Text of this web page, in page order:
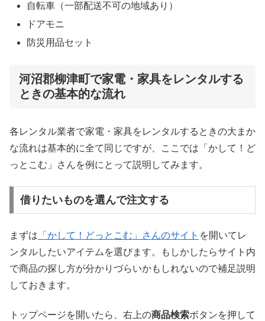
自転車（一部配送不可の地域あり）
ドアモニ
防災用品セット
河沼郡柳津町で家電・家具をレンタルする
ときの基本的な流れ
各レンタル業者で家電・家具をレンタルするときの大まか
な流れは基本的に全て同じですが、ここでは「かして！ど
っとこむ」さんを例にとって説明してみます。
借りたいものを選んで注文する
まずは 「かして！どっとこむ」さんのサイト を開いてレ
ンタルしたいアイテムを選びます。もしかしたらサイト内
で商品の探し方が分かりづらいかもしれないので補足説明
しておきます。
トップページを開いたら、右上の商品検索ボタンを押して